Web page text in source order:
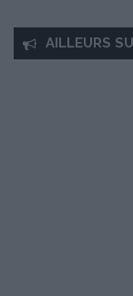
AILLEURS